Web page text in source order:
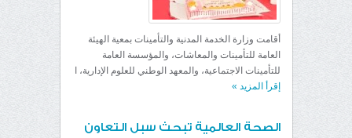
أقامت وزارة الخدمة المدنية والتأمينات بمعية الهيئة
العامة للتأمينات والمعاشات، والمؤسسة العامة
للتأمينات الاجتماعية، والمعهد الوطني للعلوم الإدارية، ا
إقرأ المزيد »
الصحة العالمية تبحث سبل التعاون